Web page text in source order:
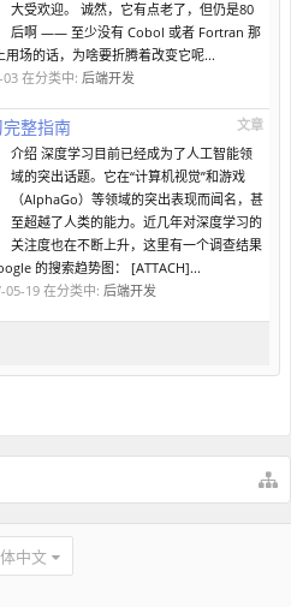
大受欢迎。 诚然，它有点老了，但仍是80
后啊 —— 至少没有 Cobol 或者 Fortran 那
场的话，为啥要折腾着改变它呢...
03 在分类中: 后端开发
文章
整指南
介绍 深度学习目前已经成为了人工智能领
域的突出话题。它在“计算机视觉”和游戏
（AlphaGo）等领域的突出表现而闻名，甚
至超越了人类的能力。近几年对深度学习的
关注度也在不断上升，这里有一个调查结果
的搜索趋势图： [ATTACH]...
05-19 在分类中: 后端开发
中文